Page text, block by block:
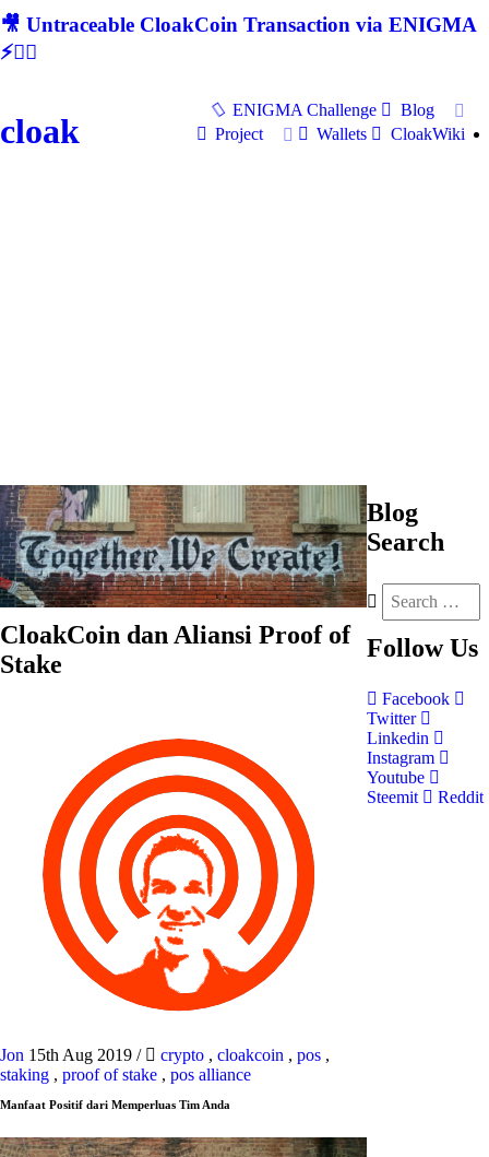
🎥 Untraceable CloakCoin Transaction via ENIGMA
⚡🕵‍♂
cloak
ENIGMA Challenge
Blog
Project
Wallets CloakWiki
CloakCoin dan Aliansi Proof of
Stake
Jon 15th Aug 2019 / crypto , cloakcoin , pos ,
staking , proof of stake , pos alliance
Manfaat Positif dari Memperluas Tim Anda
Blog
Search
Follow Us
Facebook
Twitter
Linkedin
Instagram
Youtube
Steemit
Reddit